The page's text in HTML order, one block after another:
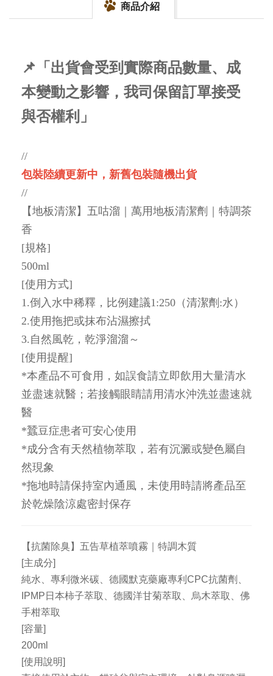
商品介紹
📌「出貨會受到實際商品數量、成
本變動之影響，我司保留訂單接受
與否權利」
//
包裝陸續更新中，新舊包裝隨機出貨
//
【地板清潔】五咕溜｜萬用地板清潔劑｜特調茶
香
[規格]
500ml
[使用方式]
1.倒入水中稀釋，比例建議1:250（清潔劑:水）
2.使用拖把或抹布沾濕擦拭
3.自然風乾，乾淨溜溜～
[使用提醒]
*本產品不可食用，如誤食請立即飲用大量清水
並盡速就醫；若接觸眼睛請用清水沖洗並盡速就
醫
*蠶豆症患者可安心使用
*成分含有天然植物萃取，若有沉澱或變色屬自
然現象
*拖地時請保持室內通風，未使用時請將產品至
於乾燥陰涼處密封保存
【抗菌除臭】五告草植萃噴霧｜特調木質
[主成分]
純水、專利微米碳、德國默克藥廠專利CPC抗菌劑、
IPMP日本柿子萃取、德國洋甘菊萃取、烏木萃取、佛
手柑萃取
[容量]
200ml
[使用說明]